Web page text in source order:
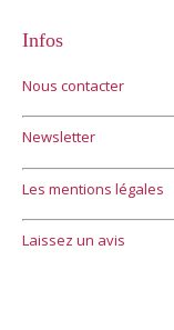
Infos
Nous contacter
Newsletter
Les mentions légales
Laissez un avis